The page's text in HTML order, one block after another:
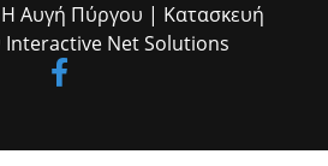
Η Αυγή Πύργου | Κατασκευή
Interactive Net Solutions